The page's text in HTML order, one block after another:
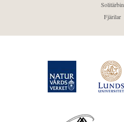
Solitärbin
Fjärilar